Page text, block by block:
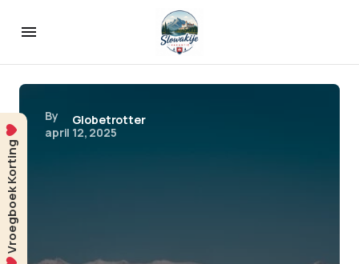
By
Globetrotter
april 12, 2025
Vroegboek Korting